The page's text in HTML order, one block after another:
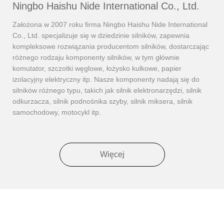
Ningbo Haishu Nide International Co., Ltd.
Założona w 2007 roku firma Ningbo Haishu Nide International
Co., Ltd. specjalizuje się w dziedzinie silników, zapewnia
kompleksowe rozwiązania producentom silników, dostarczając
różnego rodzaju komponenty silników, w tym głównie
komutator, szczotki węglowe, łożysko kulkowe, papier
izolacyjny elektryczny itp. Nasze komponenty nadają się do
silników różnego typu, takich jak silnik elektronarzędzi, silnik
odkurzacza, silnik podnośnika szyby, silnik miksera, silnik
samochodowy, motocykl itp.
Więcej